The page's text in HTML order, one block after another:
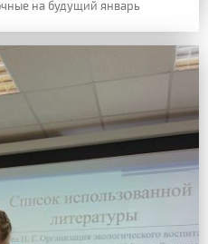
на будущий январь